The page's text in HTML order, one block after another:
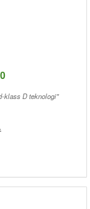
klass D teknologi"